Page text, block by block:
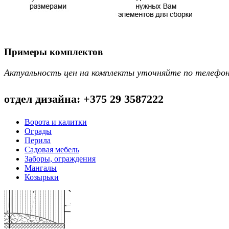
Примеры комплектов
Актуальность цен на комплекты уточняйте по
отдел дизайна: +375 29 3587222
Ворота и калитки
Ограды
Перила
Садовая мебель
Заборы, ограждения
Мангалы
Козырьки